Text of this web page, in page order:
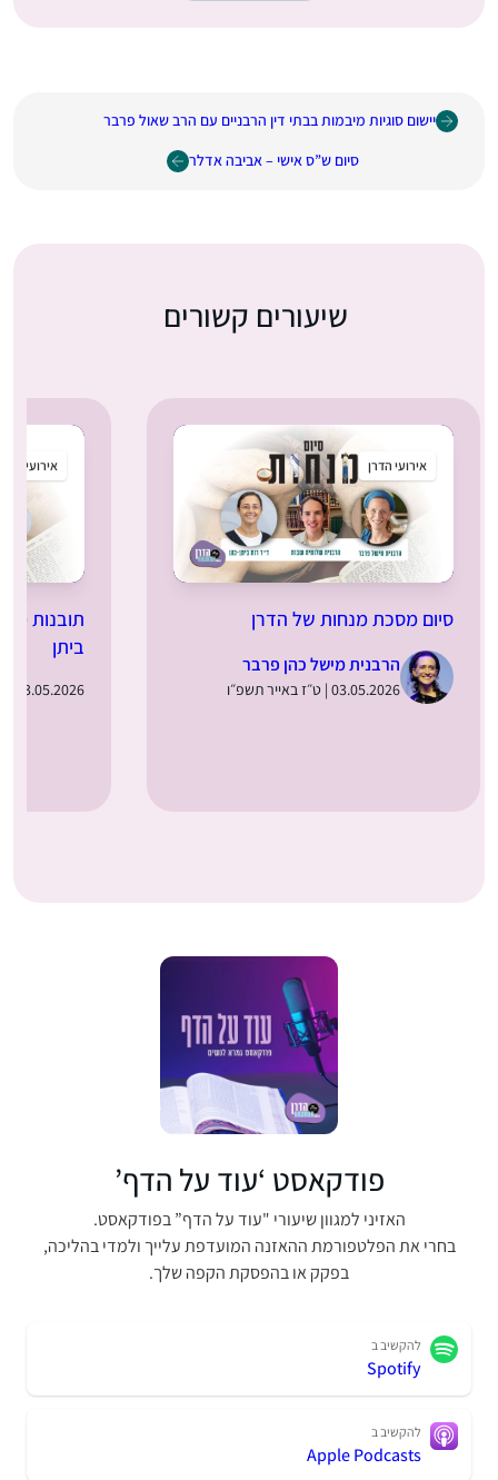
יישום סוגיות מיבמות בבתי דין הרבניים עם הרב שאול פרבר
סיום ש”ס אישי – אביבה אדלר
שיעורים קשורים
אירועי הדרן
סיום מסכת מנחות של הדרן
הרבנית מישל כהן פרבר
03.05.2026 | ט״ז באייר תשפ״ו
אירועי הדרן
תובנות
ביתן
03.05.2026 | ט״ז באייר תשפ״ו
פודקאסט ‘עוד על הדף’
האזיני למגוון שיעורי "עוד על הדף” בפודקאסט.
בחרי את הפלטפורמת ההאזנה המועדפת עלייך ולמדי בהליכה,
בפקק או בהפסקת הקפה שלך.
להקשיב ב
Spotify
להקשיב ב
Apple Podcasts